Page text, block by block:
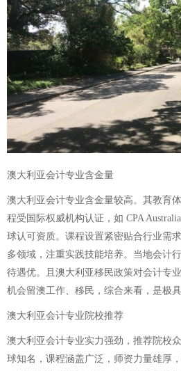
澳大利亚会计专业含金量
澳大利亚会计专业含金量较高。其教育
程受国际权威机构认证，如 CPA
球认可资质。课程设置紧密贴合行业需
多领域，注重实践技能培养。当地会计
待遇优。且澳大利亚移民政策对会计专
机会留澳工作、移民，综合来看，是极
澳大利亚会计专业院校推荐
澳大利亚会计专业实力强劲，推荐院校
球知名，课程涵盖广泛，师资力量雄厚